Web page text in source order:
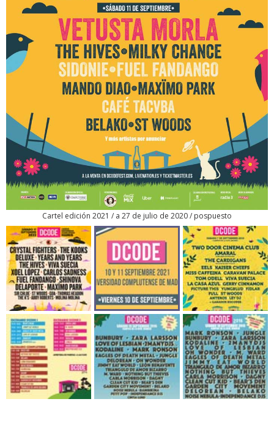
Cartel edición 2021 / a 27 de julio de 2020 / pospuesto